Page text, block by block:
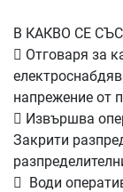
В КАКВО СЕ
 Отговаря за
напрежение от
 Извършва
Закрити
 Води